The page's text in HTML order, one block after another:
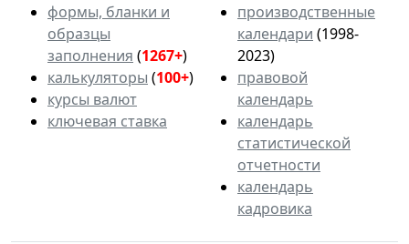
формы, бланки и
образцы
заполнения (1267+)
калькуляторы (100+)
курсы валют
ключевая ставка
производственные
календари (1998-
2023)
правовой
календарь
календарь
статистической
отчетности
календарь
кадровика